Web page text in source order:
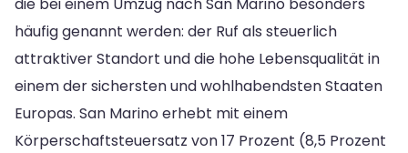
die bei einem Umzug nach San Marino besonders
häufig genannt werden: der Ruf als steuerlich
attraktiver Standort und die hohe Lebensqualität in
einem der sichersten und wohlhabendsten Staaten
Europas. San Marino erhebt mit einem
Körperschaftsteuersatz von 17 Prozent (8,5 Prozent